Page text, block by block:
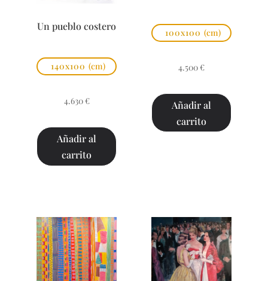
Un pueblo costero
140x100 (cm)
4.630 €
Añadir al
carrito
100x100 (cm)
4.500 €
Añadir al
carrito